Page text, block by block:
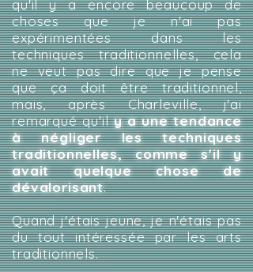
qu'il y a encore beaucoup de
choses que je n'ai pas
expérimentées dans les
techniques traditionnelles, cela
ne veut pas dire que je pense
que ça doit être traditionnel,
mais, après Charleville, j'ai
remarqué qu'ily a une tendance
à négliger les techniques
traditionnelles, comme s'il y
avait quelque chose de
dévalorisant.
Quand j'étais jeune, je n'étais pas
du tout intéressée par les arts
traditionnels.